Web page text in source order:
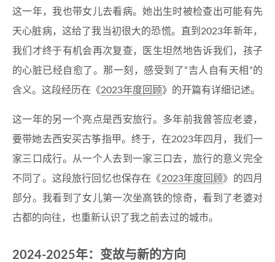
这一年，我也带女儿去看病。她出生时被检查出可能有先
天心脏病，这给了我当初很大的恐慌。直到2023年新年，
我们才终于有机会再次复查，医生坦然地告诉我们，孩子
的心脏已经自愈了。那一刻，感受到了”吉人自有天相”的
含义。这段经历在《2023年度回顾》的开篇有详细记述。
这一年的另一个亮点是西安旅行。多年前我曾答应老婆，
要带她去西安买古筝指甲。终于，在2023年四月，我们一
家三口成行。从一个人去到一家三口去，旅行的意义完全
不同了。这段旅行回忆也保存在《2023年度回顾》的四月
部分。我看到了女儿第一次坐高铁的惊奇，看到了老婆对
古都的向往，也重新认识了我之前去过的城市。
2024-2025年：变故与新的方向